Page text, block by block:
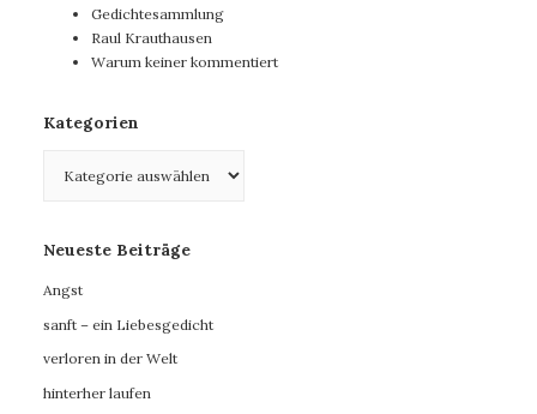
Gedichtesammlung
Raul Krauthausen
Warum keiner kommentiert
Kategorien
Neueste Beiträge
Angst
sanft – ein Liebesgedicht
verloren in der Welt
hinterher laufen